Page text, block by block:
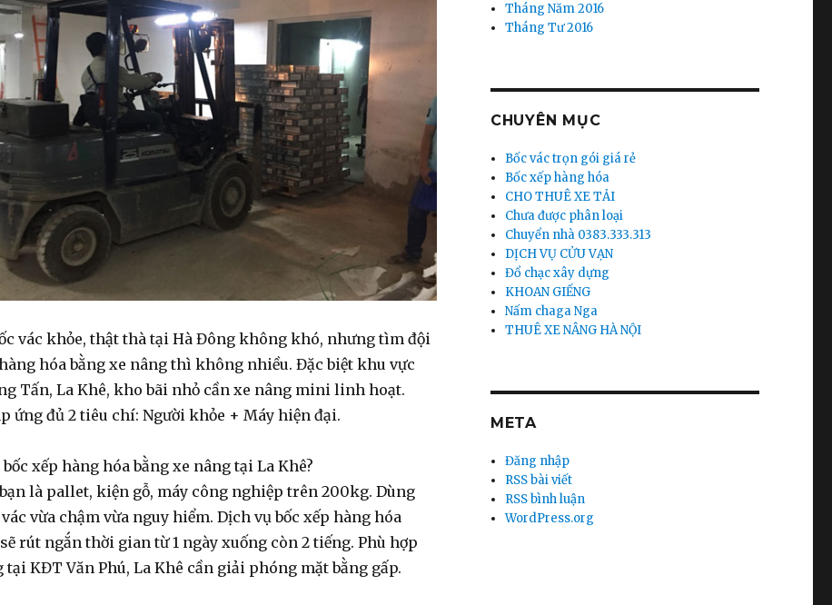
vác khỏe, thật thà tại Hà Đông không khó, nhưng tìm đội
hóa bằng xe nângthì không nhiều. Đặc biệt khu vực
Tấn, La Khê, kho bãi nhỏ cần xe nâng mini linh hoạt.
ứng đủ 2 tiêu chí: Người khỏe + Máy hiện đại.
xếp hàng hóa bằng xe nâng tại La Khê?
là pallet, kiện gỗ, máy công nghiệp trên 200kg. Dùng
vừa chậm vừa nguy hiểm. Dịch vụ bốc xếp hàng hóa
rút ngắn thời gian từ 1 ngày xuống còn 2 tiếng. Phù hợp
tại KĐT Văn Phú, La Khê cần giải phóng mặt bằng gấp.
Tháng Năm 2016
Tháng Tư 2016
CHUYÊN MỤC
Bốc vác trọn gói giá rẻ
Bốc xếp hàng hóa
CHO THUÊ XE TẢI
Chưa được phân loại
Chuyển nhà 0383.333.313
DỊCH VỤ CỬU VẠN
Đổ chạc xây dựng
KHOAN GIẾNG
Nấm chaga Nga
THUÊ XE NÂNG HÀ NỘI
META
Đăng nhập
RSS bài viết
RSS bình luận
WordPress.org